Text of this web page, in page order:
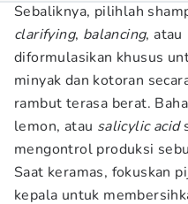
Sebaliknya, pilihlah
clarifying, balancing, atau
diformulasikan khusus
minyak dan kotoran
rambut terasa berat.
lemon, atau salicylic acid
mengontrol produksi
Saat keramas, fokuskan
kepala untuk